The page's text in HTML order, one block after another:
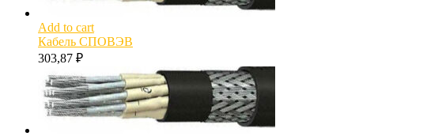
Add to cart
Кабель СПОВЭВ
303,87 ₽